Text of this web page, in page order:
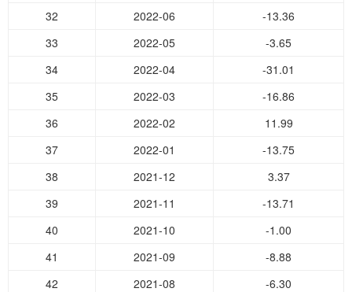
32
2022-06
-13.36
33
2022-05
-3.65
34
2022-04
-31.01
35
2022-03
-16.86
36
2022-02
11.99
37
2022-01
-13.75
38
2021-12
3.37
39
2021-11
-13.71
40
2021-10
-1.00
41
2021-09
-8.88
42
2021-08
-6.30